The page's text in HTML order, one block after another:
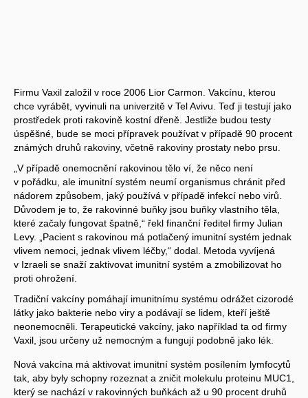
Firmu Vaxil založil v roce 2006 Lior Carmon. Vakcínu, kterou
chce vyrábět, vyvinuli na univerzitě v Tel Avivu. Teď ji testují jako
prostředek proti rakovině kostní dřeně. Jestliže budou testy
úspěšné, bude se moci přípravek používat v případě 90 procent
známých druhů rakoviny, včetně rakoviny prostaty nebo prsu.
„V případě onemocnění rakovinou tělo ví, že něco není
v pořádku, ale imunitní systém neumí organismus chránit před
nádorem způsobem, jaký používá v případě infekcí nebo virů.
Důvodem je to, že rakovinné buňky jsou buňky vlastního těla,
které začaly fungovat špatně,“ řekl finanční ředitel firmy Julian
Levy. „Pacient s rakovinou má potlačený imunitní systém jednak
vlivem nemoci, jednak vlivem léčby,“ dodal. Metoda vyvíjená
v Izraeli se snaží zaktivovat imunitní systém a zmobilizovat ho
proti ohrožení.
Tradiční vakcíny pomáhají imunitnímu systému odrážet cizorodé
látky jako bakterie nebo viry a podávají se lidem, kteří ještě
neonemocněli. Terapeutické vakcíny, jako například ta od firmy
Vaxil, jsou určeny už nemocným a fungují podobně jako lék.
Nová vakcína má aktivovat imunitní systém posílením lymfocytů
tak, aby byly schopny rozeznat a zničit molekulu proteinu MUC1,
který se nachází v rakovinných buňkách až u 90 procent druhů